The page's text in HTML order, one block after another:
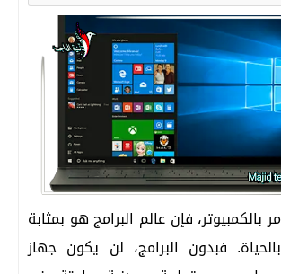
بالكمبيوتر، فإن عالم البرامج هو بمثابة
فبدون البرامج، لن يكون جهاز